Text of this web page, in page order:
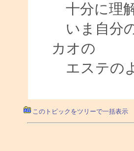
十分に理
いま自分
カオの
エステの
このトピックをツリーで一括表示